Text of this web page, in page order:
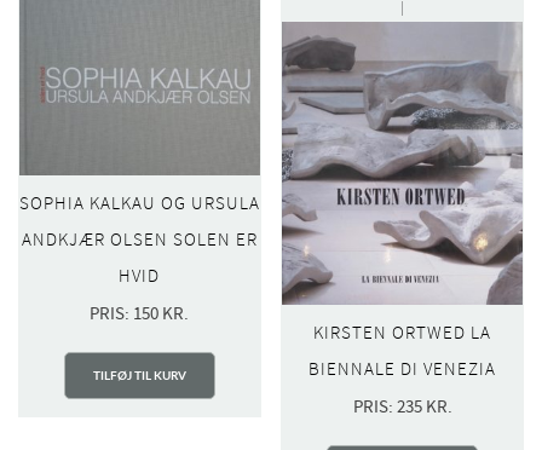
SOPHIA KALKAU OG URSULA
ANDKJÆR OLSEN SOLEN ER
HVID
PRIS: 150 KR.
TILFØJ TIL KURV
KIRSTEN ORTWED LA
BIENNALE DI VENEZIA
PRIS: 235 KR.